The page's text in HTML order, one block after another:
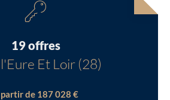
19 offres
Et Loir (28)
de 187 028 €